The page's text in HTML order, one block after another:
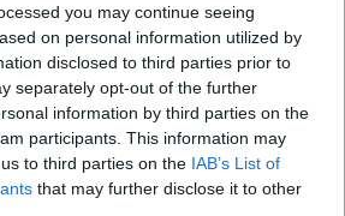
you may continue seeing
on personal information utilized by
disclosed to third parties prior to
separately opt-out of the further
information by third parties on the
participants. This information may
to third parties on the IAB’s List of
that may further disclose it to other
Σπύρος Κατσαγάνης: Μια
σενάριο ταινίας και μετρά
χρόνια